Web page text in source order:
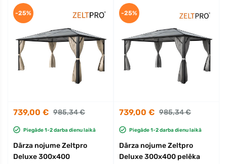
739,00 € 985,34 €
Piegāde 1-2 darba dienu laikā
Dārza nojume Zeltpro
Deluxe 300x400
-25%
739,00 € 985,34 €
Piegāde 1-2 darba dienu laikā
Dārza nojume Zeltpro
Deluxe 300x400 pelēka
-25%